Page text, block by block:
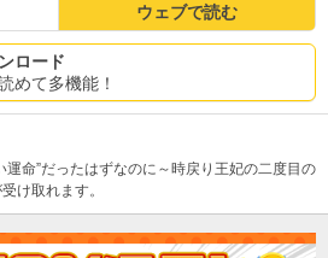
ウェブで読む
ロード
めて多機能！
運命”だったはずなのに～時戻り王妃の二度目の
け取れます。